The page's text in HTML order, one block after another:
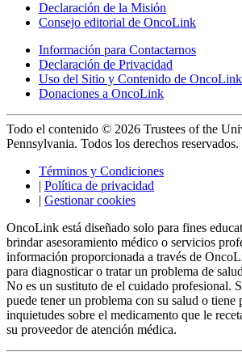
Declaración de la Misión
Consejo editorial de OncoLink
Información para Contactarnos
Declaración de Privacidad
Uso del Sitio y Contenido de OncoLink
Donaciones a OncoLink
Todo el contenido © 2026 Trustees of the
Pennsylvania. Todos los derechos reservados.
Términos y Condiciones
| Política de privacidad
| Gestionar cookies
OncoLink está diseñado solo para fines
brindar asesoramiento médico o servicios
información proporcionada a través de
para diagnosticar o tratar un problema de
No es un sustituto de el cuidado profesional.
puede tener un problema con su salud o tiene
inquietudes sobre el medicamento que le
su proveedor de atención médica.